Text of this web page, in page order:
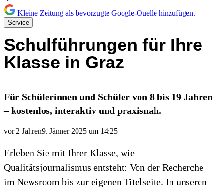
Kleine Zeitung als bevorzugte Google-Quelle hinzufügen.
Service
Schulführungen für Ihre
Klasse in Graz
Für Schülerinnen und Schüler von 8 bis 19 Jahren
– kostenlos, interaktiv und praxisnah.
vor 2 Jahren9. Jänner 2025 um 14:25
Erleben Sie mit Ihrer Klasse, wie
Qualitätsjournalismus entsteht: Von der Recherche
im Newsroom bis zur eigenen Titelseite. In unseren